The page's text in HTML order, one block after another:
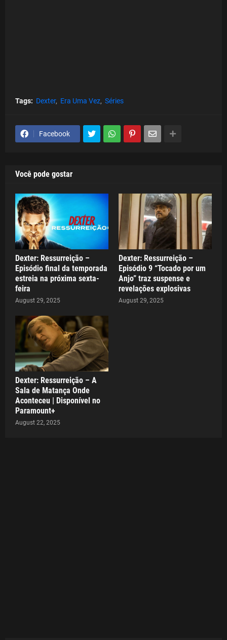
Tags: Dexter Era Uma Vez Séries
Facebook
Você pode gostar
Dexter: Ressurreição –
Episódio final da temporada
estreia na próxima sexta-
feira
August 29, 2025
Dexter: Ressurreição –
Episódio 9 “Tocado por um
Anjo” traz suspense e
revelações explosivas
August 29, 2025
Dexter: Ressurreição – A
Sala de Matança Onde
Aconteceu | Disponível no
Paramount+
August 22, 2025